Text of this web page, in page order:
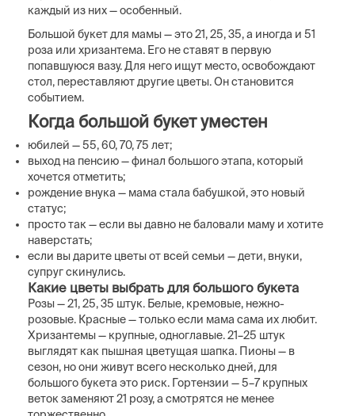
каждый из них — особенный.
Большой букет для мамы — это 21, 25, 35, а иногда и 51
роза или хризантема. Его не ставят в первую
попавшуюся вазу. Для него ищут место, освобождают
стол, переставляют другие цветы. Он становится
событием.
Когда большой букет уместен
юбилей — 55, 60, 70, 75 лет;
выход на пенсию — финал большого этапа, который
хочется отметить;
рождение внука — мама стала бабушкой, это новый
статус;
просто так — если вы давно не баловали маму и хотите
наверстать;
если вы дарите цветы от всей семьи — дети, внуки,
супруг скинулись.
Какие цветы выбрать для большого букета
Розы — 21, 25, 35 штук. Белые, кремовые, нежно-
розовые. Красные — только если мама сама их любит.
Хризантемы — крупные, одноглавые. 21–25 штук
выглядят как пышная цветущая шапка. Пионы — в
сезон, но они живут всего несколько дней, для
большого букета это риск. Гортензии — 5–7 крупных
веток заменяют 21 розу, а смотрятся не менее